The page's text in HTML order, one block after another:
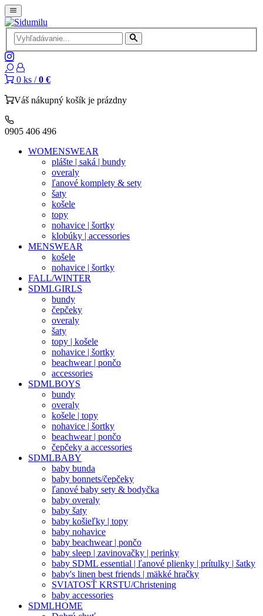
0 ks / 0 €
Váš nákupný košík je prázdny
0905 406 496
WOMENSWEAR
plášte | saká | bundy
overaly
ľanové komplety & sety
šaty
košele
topy
nohavice | šortky
klobúky | accessories
MENSWEAR
košele
nohavice | šortky
FALL/WINTER
SDMLGIRLS
bundy
čepčeky
overaly
šaty
topy | košele
nohavice | šortky
beachwear | pončo
accessories
SDMLBOYS
bundy
overaly
košele | topy
nohavice | šortky
beachwear | pončo
čepčeky a accessories
SDMLBABY
baby bunda
baby bonnets/čepčeky
ľanové baby sety & bodyčka
baby overaly
baby šaty
baby košieľky | topy
baby nohavice
baby beachwear | pončo
baby sleep | zavinovačky | perinky
baby SDML essential | ľanové plienky | prítulky | šatky
baby's linen best friends | mäkké hračky
SVIATOSŤ KRSTU/Christening
baby accessories
SDMLHOME